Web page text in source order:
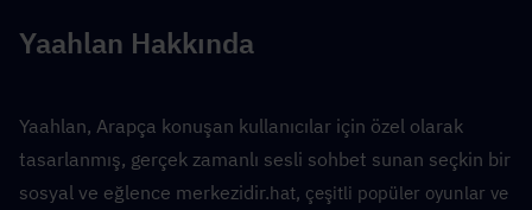
Yaahlan Hakkında
Yaahlan, Arapça konuşan kullanıcılar için özel olarak
tasarlanmış, gerçek zamanlı sesli sohbet sunan seçkin bir
sosyal ve eğlence merkezidir.hat, çeşitli popüler oyunlar ve